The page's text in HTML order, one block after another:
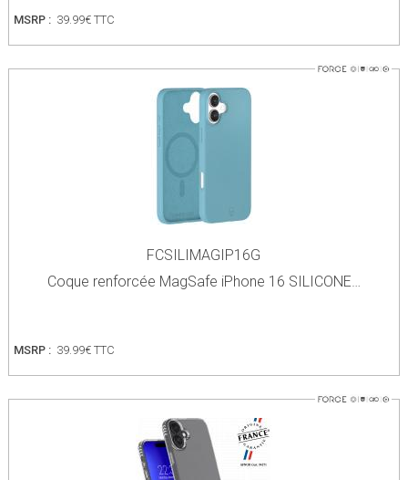
MSRP : 39.99€ TTC
FCSILIMAGIP16G
Coque renforcée MagSafe iPhone 16 SILICONE…
MSRP : 39.99€ TTC